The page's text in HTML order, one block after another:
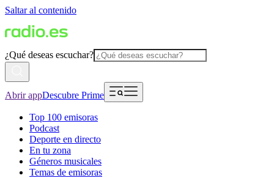
Saltar al contenido
¿Qué deseas escuchar?
Abrir appDescubre Prime
Top 100 emisoras
Podcast
Deporte en directo
En tu zona
Géneros musicales
Temas de emisoras